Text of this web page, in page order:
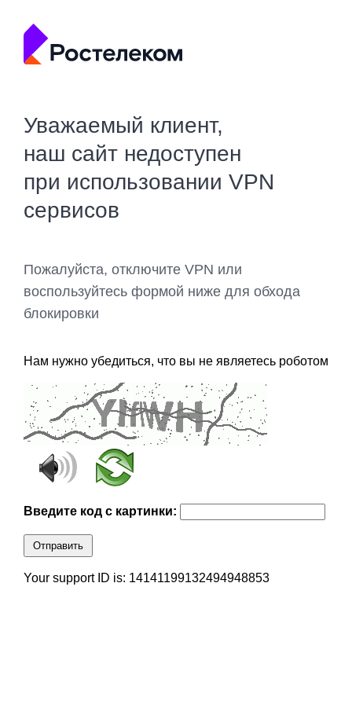
Уважаемый клиент,
наш сайт недоступен
при использовании VPN
сервисов
Пожалуйста, отключите VPN или
воспользуйтесь формой ниже для обхода
блокировки
Нам нужно убедиться, что вы не являетесь роботом
Введите код с картинки:
Отправить
Your support ID is: 14141199132494948853